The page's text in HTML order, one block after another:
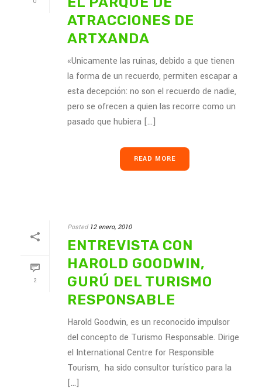
ATRACCIONES DE
ARTXANDA
«Unicamente las ruinas, debido a que tienen
la forma de un recuerdo, permiten escapar a
esta decepción: no son el recuerdo de nadie,
pero se ofrecen a quien las recorre como un
pasado que hubiera [...]
READ MORE
2
Posted 12 enero, 2010
ENTREVISTA CON
HAROLD GOODWIN,
GURÚ DEL TURISMO
RESPONSABLE
Harold Goodwin, es un reconocido impulsor
del concepto de Turismo Responsable. Dirige
el International Centre for Responsible
Tourism, ha sido consultor turístico para la
[...]